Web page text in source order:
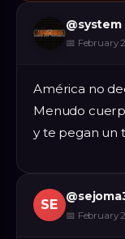
@system
📅 February
América no
Menudo
y te pegan un
SE
@
📅 February